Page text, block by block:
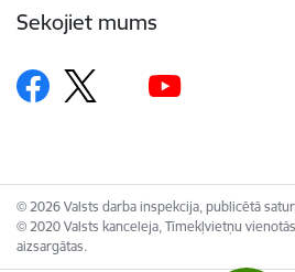
Sekojiet mums
© 2026 Valsts darba inspekcija, publicētā
© 2020 Valsts kanceleja, Tīmekļvietņu
aizsargātas.